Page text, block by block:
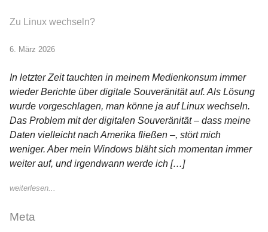
Zu Linux wechseln?
6. März 2026
In letzter Zeit tauchten in meinem Medienkonsum immer
wieder Berichte über digitale Souveränität auf. Als Lösung
wurde vorgeschlagen, man könne ja auf Linux wechseln.
Das Problem mit der digitalen Souveränität – dass meine
Daten vielleicht nach Amerika fließen –, stört mich
weniger. Aber mein Windows bläht sich momentan immer
weiter auf, und irgendwann werde ich […]
weiterlesen...
Meta